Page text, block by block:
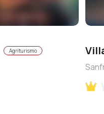
Agriturismo